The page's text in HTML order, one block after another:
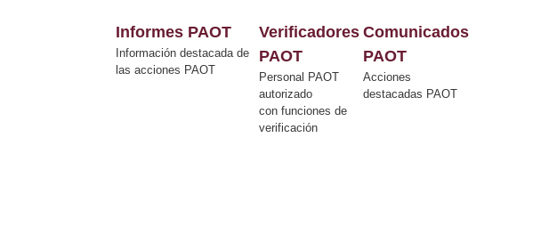
Informes PAOT
Información destacada de
las acciones PAOT
Verificadores
PAOT
Personal PAOT
autorizado
con funciones de
verificación
Comunicados
PAOT
Acciones
destacadas PAOT